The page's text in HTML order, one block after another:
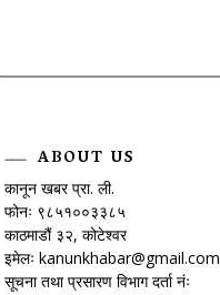
ABOUT US
कानून खबर प्रा. ली.
फोनः ९८५१००३३८५
काठमाडौं ३२, कोटेश्वर
इमेलः kanunkhabar@gmail.com
सूचना तथा प्रसारण विभाग दर्ता नंः